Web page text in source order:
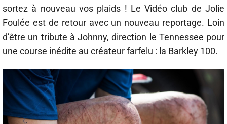
sortez à nouveau vos plaids ! Le Vidéo club de Jolie
Foulée est de retour avec un nouveau reportage. Loin
d’être un tribute à Johnny, direction le Tennessee pour
une course inédite au créateur farfelu : la Barkley 100.